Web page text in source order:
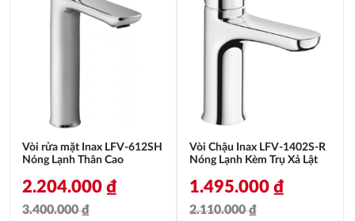
2.630.000 ₫.
là:
3.400.000 ₫.
tại
2.463.000 ₫.
Vòi rửa mặt Inax LFV-612SH
Nóng Lạnh Thân Cao
3.400.000₫
2.204.000 ₫
Vòi Chậu Inax LFV-1402S-R
Nóng Lạnh Kèm Trụ Xả Lật
2.110.000₫
1.495.000 ₫